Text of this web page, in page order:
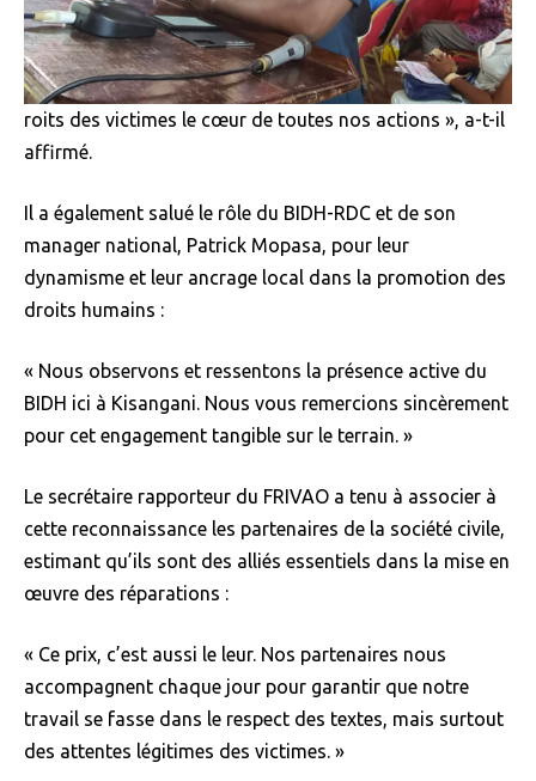
roits des victimes le cœur de toutes nos actions », a-t-il
affirmé.
Il a également salué le rôle du BIDH-RDC et de son
manager national, Patrick Mopasa, pour leur
dynamisme et leur ancrage local dans la promotion des
droits humains :
« Nous observons et ressentons la présence active du
BIDH ici à Kisangani. Nous vous remercions sincèrement
pour cet engagement tangible sur le terrain. »
Le secrétaire rapporteur du FRIVAO a tenu à associer à
cette reconnaissance les partenaires de la société civile,
estimant qu’ils sont des alliés essentiels dans la mise en
œuvre des réparations :
« Ce prix, c’est aussi le leur. Nos partenaires nous
accompagnent chaque jour pour garantir que notre
travail se fasse dans le respect des textes, mais surtout
des attentes légitimes des victimes. »